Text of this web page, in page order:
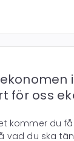
för oss
kommer du
vad du ska